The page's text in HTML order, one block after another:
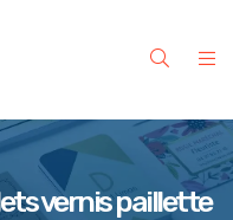
vernis paillette